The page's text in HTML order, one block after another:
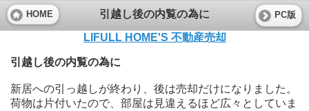
HOME 引越し後の内覧の為に PC版
LIFULL HOME'S 不動産売却
引越し後の内覧の為に
新居への引っ越しが終わり、後は売却だけになりました。
荷物は片付いたので、部屋は見違えるほど広々としていま